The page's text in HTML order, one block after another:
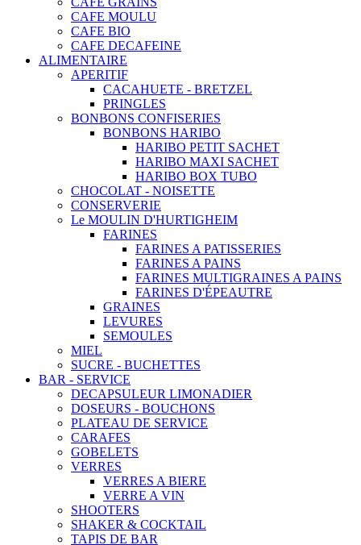
CAFE MOULU
CAFE BIO
CAFE DECAFEINE
ALIMENTAIRE
APERITIF
CACAHUETE - BRETZEL
PRINGLES
BONBONS CONFISERIES
BONBONS HARIBO
HARIBO PETIT SACHET
HARIBO MAXI SACHET
HARIBO BOX TUBO
CHOCOLAT - NOISETTE
CONSERVERIE
Le MOULIN D'HURTIGHEIM
FARINES
FARINES A PATISSERIES
FARINES A PAINS
FARINES MULTIGRAINES A PAINS
FARINES D'ÉPEAUTRE
GRAINES
LEVURES
SEMOULES
MIEL
SUCRE - BUCHETTES
BAR - SERVICE
DECAPSULEUR LIMONADIER
DOSEURS - BOUCHONS
PLATEAU DE SERVICE
CARAFES
GOBELETS
VERRES
VERRES A BIERE
VERRE A VIN
SHOOTERS
SHAKER & COCKTAIL
TAPIS DE BAR